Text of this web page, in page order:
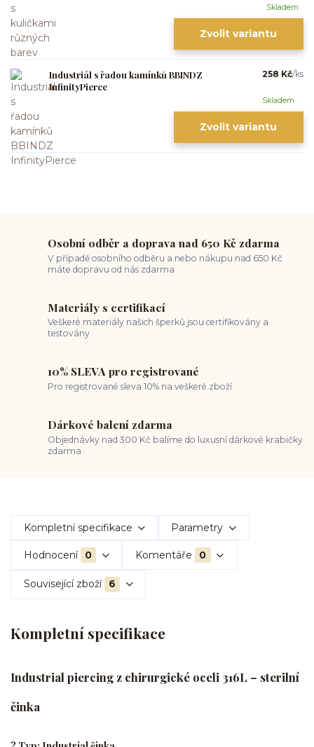
Skladem
Zvolit variantu
Industriál s řadou kamínků BBINDZ
InfinityPierce
258 Kč/ks
Skladem
Zvolit variantu
Osobní odběr a doprava nad 650 Kč zdarma
V případě osobního odběru a nebo nákupu nad 650 Kč
máte dopravu od nás zdarma
Materiály s certifikací
Veškeré materiály našich šperků jsou certifikovány a
testovány
10% SLEVA pro registrované
Pro registrované sleva 10% na veškeré zboží
Dárkové balení zdarma
Objednávky nad 300 Kč balíme do luxusní dárkové krabičky
zdarma
Kompletní specifikace Parametry
Hodnocení 0 Komentáře 0
Související zboží 6
Kompletní specifikace
Industrial piercing z chirurgické oceli 316L – sterilní
činka